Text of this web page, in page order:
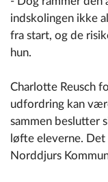
indskolingen ikke
fra start, og de
hun.
Charlotte Reusch
udfordring kan
sammen beslutter
løfte eleverne.
Norddjurs